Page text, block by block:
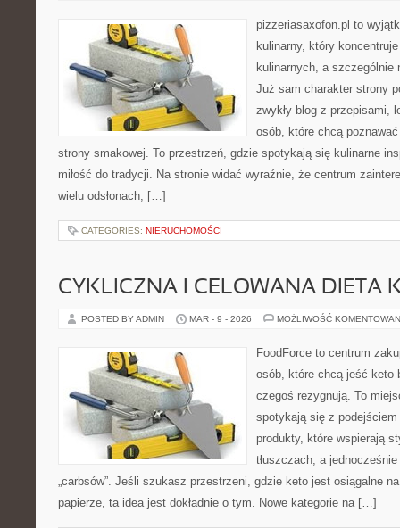
pizzeriasaxofon.pl to
kulinarny, który
kulinarnych, a szczególnie
Już sam charakter strony
zwykły blog z przepisami,
osób, które chcą
strony smakowej. To przestrzeń, gdzie spotykają się kulinarne
miłość do tradycji. Na stronie widać wyraźnie, że centrum
wielu odsłonach, […]
CATEGORIES: NIERUCHOMOŚCI
CYKLICZNA I CELOWANA DIETA
POSTED BY ADMIN MAR - 9 - 2026 MOŻLIWOŚĆ
FoodForce to centrum
osób, które chcą jeść keto
czegoś rezygnują. To
spotykają się z
produkty, które wspierają
tłuszczach, a
„carbsów”. Jeśli szukasz przestrzeni, gdzie keto jest osiągalne
papierze, ta idea jest dokładnie o tym. Nowe kategorie na […]